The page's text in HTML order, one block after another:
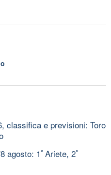
classifica e previsioni: Toro
agosto: 1ﾟAriete, 2ﾟ